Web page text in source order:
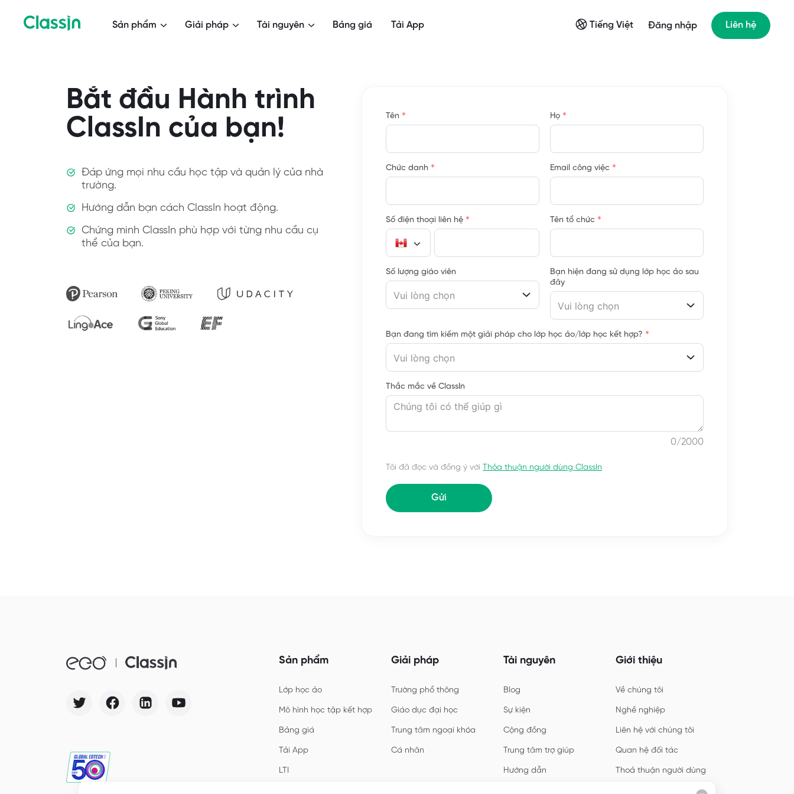
Sản phẩm Giải pháp Tài nguyên Bảng giá Tải App Tiếng Việt Đăng nhập Liên hệ
Bắt đầu Hành trình
ClassIn của bạn!
Đáp ứng mọi nhu cầu học tập và quản lý của nhà
trường.
Hướng dẫn bạn cách ClassIn hoạt động.
Chứng minh ClassIn phù hợp với từng nhu cầu cụ
thể của bạn.
Tên * Họ *
Chức danh * Email công việc *
Số điện thoại liên hệ * Tên tổ chức *
Số lượng giáo viên
Vui lòng chọn
Bạn hiện đang sử dụng lớp học ảo sau
đây
Vui lòng chọn
Bạn đang tìm kiếm một giải pháp cho lớp học ảo/lớp học kết hợp? *
Vui lòng chọn
Thắc mắc về ClassIn
0/2000
Tôi đã đọc và đồng ý với Thỏa thuận người dùng ClassIn
Gửi
Sản phẩm
Lớp học ảo
Mô hình học tập kết hợp
Bảng giá
Tải App
LTI
Giải pháp
Trường phổ thông
Giáo dục đại học
Trung tâm ngoại khóa
Cá nhân
Tài nguyên
Blog
Sự kiện
Cộng đồng
Trung tâm trợ giúp
Hướng dẫn
Giới thiệu
Về chúng tôi
Nghề nghiệp
Liên hệ với chúng tôi
Quan hệ đối tác
Thoả thuận người dùng